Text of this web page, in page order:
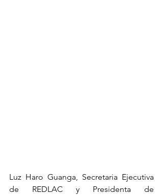
Luz Haro Guanga, Secretaria Ejecutiva
de REDLAC y Presidenta de